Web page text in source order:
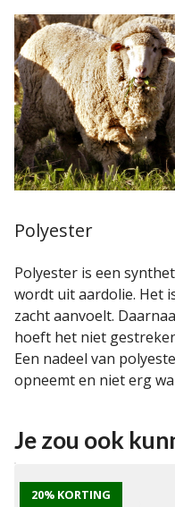
Polyester
Polyester is een
wordt uit aardolie. Het
zacht aanvoelt.
hoeft het niet
Een nadeel van
opneemt en niet erg
Je zou ook
20% KORTING